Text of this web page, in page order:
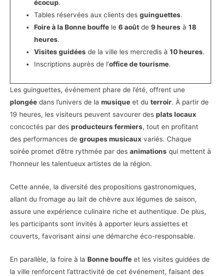
écocup.
Tables réservées aux clients des guinguettes.
Foire à la Bonne bouffele 6 aoûtde 9 heuresà 18
heures.
Visites guidéesde la ville les mercredis à 10 heures.
Inscriptions auprès de l’office de tourisme.
Les guinguettes, événement phare de l’été, offrent une
plongée dans l’univers de la musique et du terroir. À partir de
19 heures, les visiteurs peuvent savourer des plats locaux
concoctés par des producteurs fermiers, tout en profitant
des performances de groupes musicaux variés. Chaque
soirée promet d’être rythmée par des animations qui mettent à
l’honneur les talentueux artistes de la région.
Cette année, la diversité des propositions gastronomiques,
allant du fromage au lait de chèvre aux légumes de saison,
assure une expérience culinaire riche et authentique. De plus,
les participants sont invités à apporter leurs assiettes et
couverts, favorisant ainsi une démarche éco-responsable.
En parallèle, la foire à la Bonne bouffe et les visites guidées de
la ville renforcent l’attractivité de cet événement, faisant des